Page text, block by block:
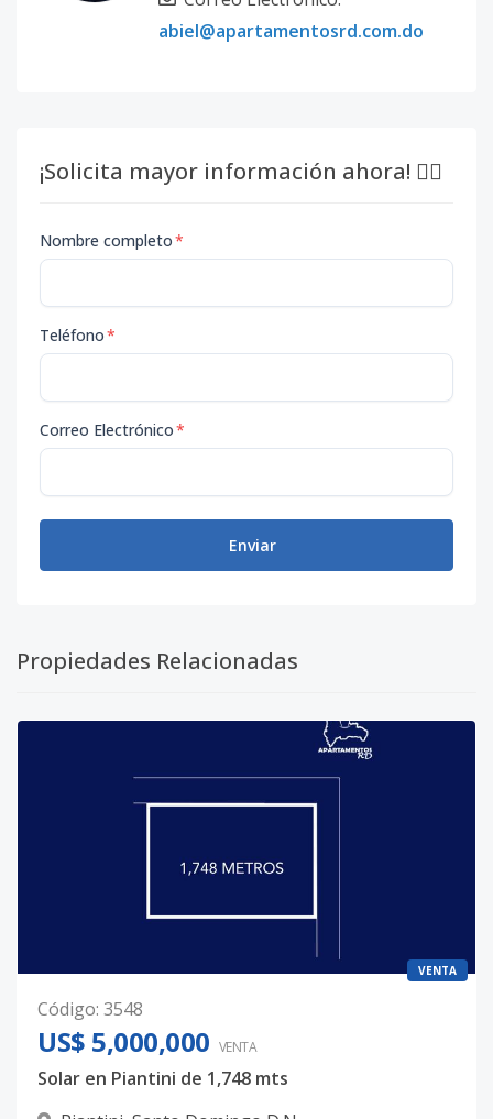
abiel@apartamentosrd.com.do
¡Solicita mayor información ahora! 👇🏽
Nombre completo*
Teléfono*
Correo Electrónico*
Enviar
Propiedades Relacionadas
VENTA
Código: 3548
US$ 5,000,000 VENTA
Solar en Piantini de 1,748 mts